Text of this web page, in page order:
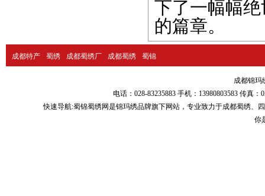
下了一幅幅
的篇章。
成都特产 蜀绣 成都蜀绣厂 成都蜀绣 蜀锦
成都锦玛
电话：028-83235883 手机：13980803583 传真
快速导航:蜀锦蜀绣网是锦玛绣品牌旗下网站，专业致力于成都蜀绣、
你